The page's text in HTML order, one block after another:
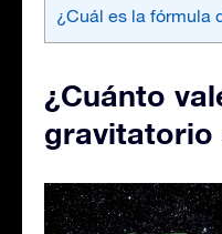
¿Cuál es la fórmula
¿Cuánto
gravitatorio